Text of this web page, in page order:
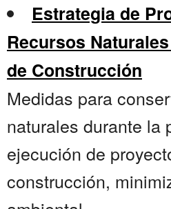
Estrategia de
Recursos
de Construcción
Medidas para
naturales durante la
ejecución de
construcción,